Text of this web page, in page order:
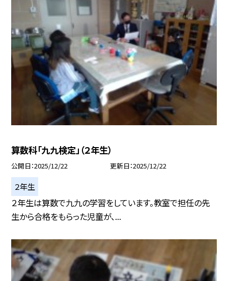
算数科「九九検定」（２年生）
公開日 2025/12/22 更新日 2025/12/22
２年生
２年生は算数で九九の学習をしています。教室で担任の先
生から合格をもらった児童が、...